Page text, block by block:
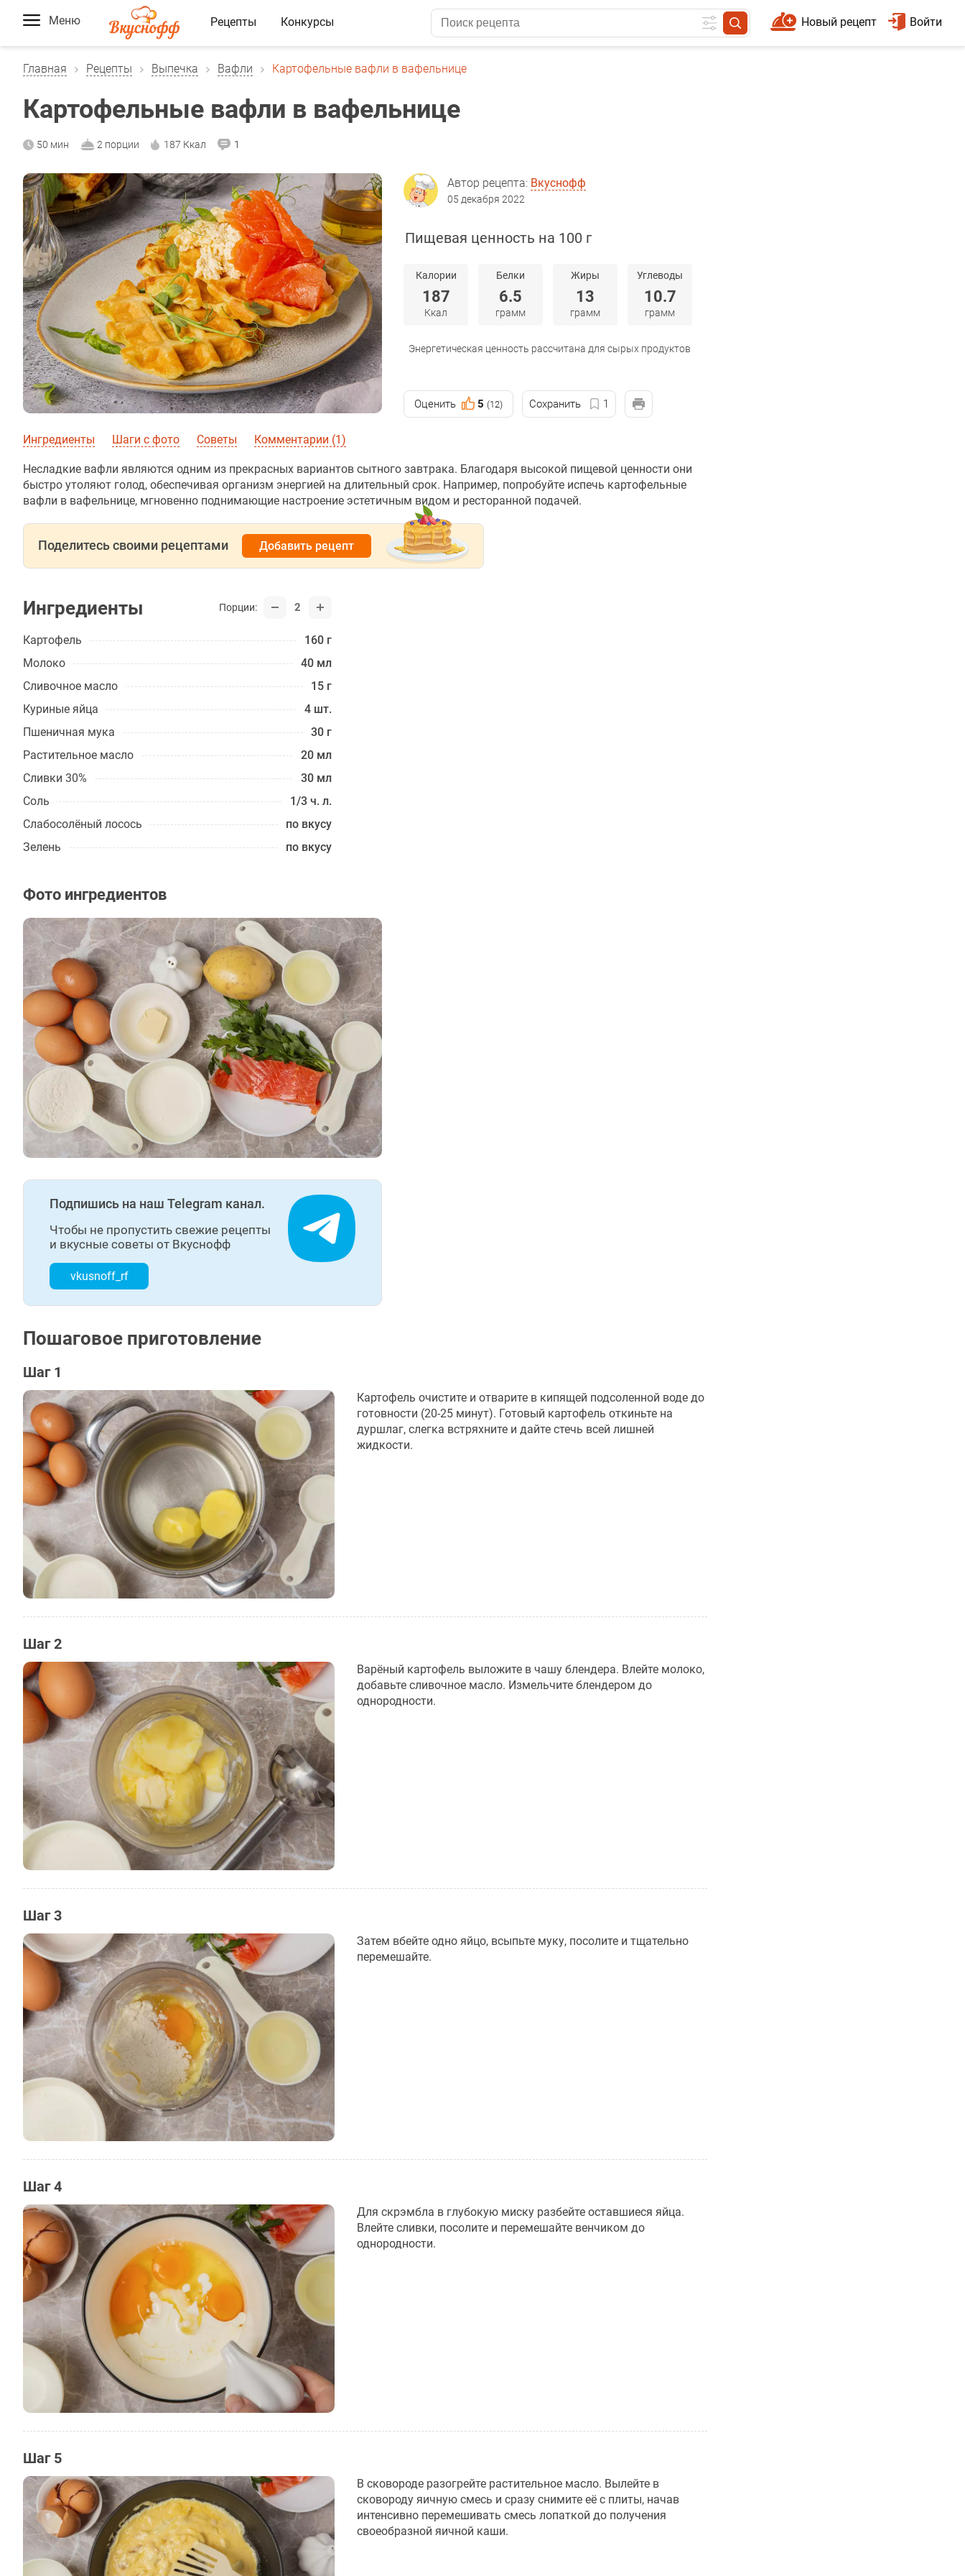
Меню Рецепты Конкурсы Войти
Новый рецепт
Главная Рецепты Выпечка Вафли Картофельные вафли в вафельнице
Картофельные вафли в вафельнице
50 мин 2 порции 187 Ккал 1
Автор рецепта: Вкуснофф
05 декабря 2022
Пищевая ценность на 100 г
Калории
187
Ккал
Белки
6.5
грамм
Жиры
13
грамм
Углеводы
10.7
грамм
Энергетическая ценность рассчитана для сырых продуктов
Оценить 5 (12) Сохранить 1
Ингредиенты Шаги с фото Советы Комментарии (1)
Несладкие вафли являются одним из прекрасных вариантов сытного завтрака. Благодаря высокой пищевой ценности они
быстро утоляют голод, обеспечивая организм энергией на длительный срок. Например, попробуйте испечь картофельные
вафли в вафельнице, мгновенно поднимающие настроение эстетичным видом и ресторанной подачей.
Поделитесь своими рецептами Добавить рецепт
Ингредиенты Порции: 2
Картофель
160 г
Молоко
40 мл
Сливочное масло
15 г
Куриные яйца
4 шт.
Пшеничная мука
30 г
Растительное масло
20 мл
Сливки 30%
30 мл
Соль
1/3 ч. л.
Слабосолёный лосось
по вкусу
Зелень
по вкусу
Фото ингредиентов
Подпишись на наш Telegram канал.
Чтобы не пропустить свежие рецепты
и вкусные советы от Вкуснофф
vkusnoff_rf
Пошаговое приготовление
Шаг 1
Картофель очистите и отварите в кипящей подсоленной воде до
готовности (20-25 минут). Готовый картофель откиньте на
дуршлаг, слегка встряхните и дайте стечь всей лишней
жидкости.
Шаг 2
Варёный картофель выложите в чашу блендера. Влейте молоко,
добавьте сливочное масло. Измельчите блендером до
однородности.
Шаг 3
Затем вбейте одно яйцо, всыпьте муку, посолите и тщательно
перемешайте.
Шаг 4
Для скрэмбла в глубокую миску разбейте оставшиеся яйца.
Влейте сливки, посолите и перемешайте венчиком до
однородности.
Шаг 5
В сковороде разогрейте растительное масло. Вылейте в
сковороду яичную смесь и сразу снимите её с плиты, начав
интенсивно перемешивать смесь лопаткой до получения
своеобразной яичной каши.